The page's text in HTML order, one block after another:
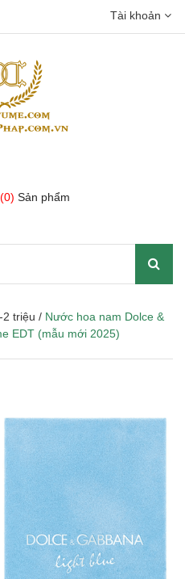
Tài khoản
(0) Sản phẩm
triệu / Nước hoa nam Dolce &
EDT (mẫu mới 2025)